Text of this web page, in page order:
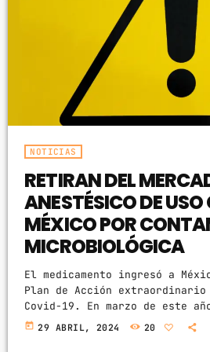
ARCHIVOS
marzo 2025
febrero 2025
noviembre 2024
octubre 2024
septiembre 2024
agosto 2024
julio 2024
NOTICIAS
RETIRAN DEL
ANESTÉSICO DE
MÉXICO POR
MICROBIOLÓGICA
El medicamento ingresó a
Plan de Acción
Covid-19. En marzo de este
en materia de riesgos
today 29 ABRIL, 2024 20